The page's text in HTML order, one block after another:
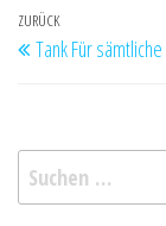
Vorheriger
Beitrag
ZURÜCK
Tank Für
Suchen
nach: